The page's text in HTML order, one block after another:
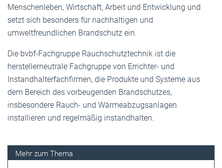
Menschenleben, Wirtschaft, Arbeit und Entwicklung und
setzt sich besonders für nachhaltigen und
umweltfreundlichen Brandschutz ein.
Die bvbf-Fachgruppe Rauchschutztechnik ist die
herstellerneutrale Fachgruppe von Errichter- und
Instandhalterfachfirmen, die Produkte und Systeme aus
dem Bereich des vorbeugenden Brandschutzes,
insbesondere Rauch- und Wärmeabzugsanlagen
installieren und regelmäßig instandhalten.